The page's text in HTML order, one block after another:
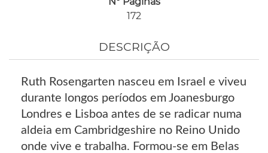
172
DESCRIÇÃO
Ruth Rosengarten nasceu em Israel e viveu
durante longos períodos em Joanesburgo
Londres e Lisboa antes de se radicar numa
aldeia em Cambridgeshire no Reino Unido
onde vive e trabalha. Formou-se em Belas